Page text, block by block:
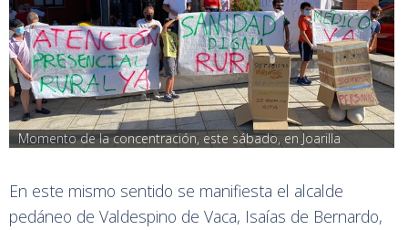
Momento de la concentración, este sábado, en Joarilla
En este mismo sentido se manifiesta el alcalde
pedáneo de Valdespino de Vaca, Isaías de Bernardo,